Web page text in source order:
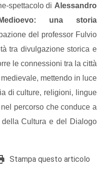
spettacolo di Alessandro
una storia
del professor Fulvio
tra divulgazione storica e
le connessioni tra la città
mettendo in luce
di culture, religioni, lingue
percorso che conduce a
della Cultura e del Dialogo
Stampa questo articolo